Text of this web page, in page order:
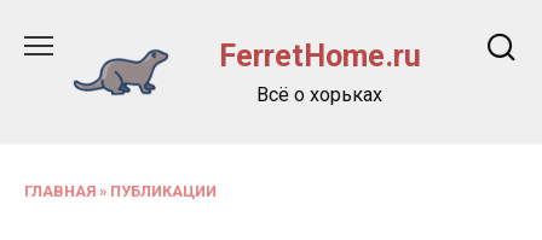
содержанию
FerretHome.ru
Всё о хорьках
ГЛАВНАЯ » ПУБЛИКАЦИИ